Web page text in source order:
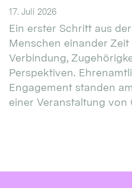
17. Juli 2026
Ein erster Schritt aus
Menschen einander
Verbindung,
Perspektiven.
Engagement standen
einer Veranstaltung von